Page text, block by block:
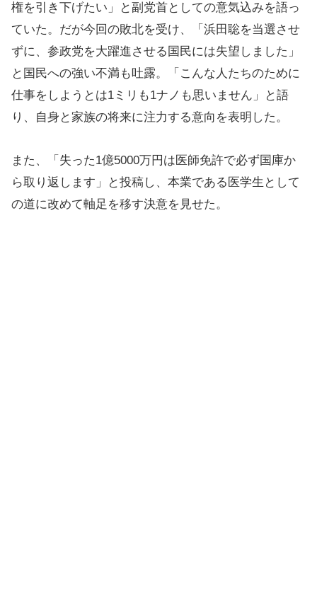
権を引き下げたい」と副党首としての意気込みを語っ
ていた。だが今回の敗北を受け、「浜田聡を当選させ
ずに、参政党を大躍進させる国民には失望しました」
と国民への強い不満も吐露。「こんな人たちのために
仕事をしようとは1ミリも1ナノも思いません」と語
り、自身と家族の将来に注力する意向を表明した。
また、「失った1億5000万円は医師免許で必ず国庫か
ら取り返します」と投稿し、本業である医学生として
の道に改めて軸足を移す決意を見せた。